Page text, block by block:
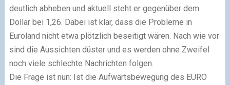
deutlich abheben und aktuell steht er gegenüber dem
Dollar bei 1,26. Dabei ist klar, dass die Probleme in
Euroland nicht etwa plötzlich beseitigt wären. Nach wie vor
sind die Aussichten düster und es werden ohne Zweifel
noch viele schlechte Nachrichten folgen.
Die Frage ist nun: Ist die Aufwärtsbewegung des EURO